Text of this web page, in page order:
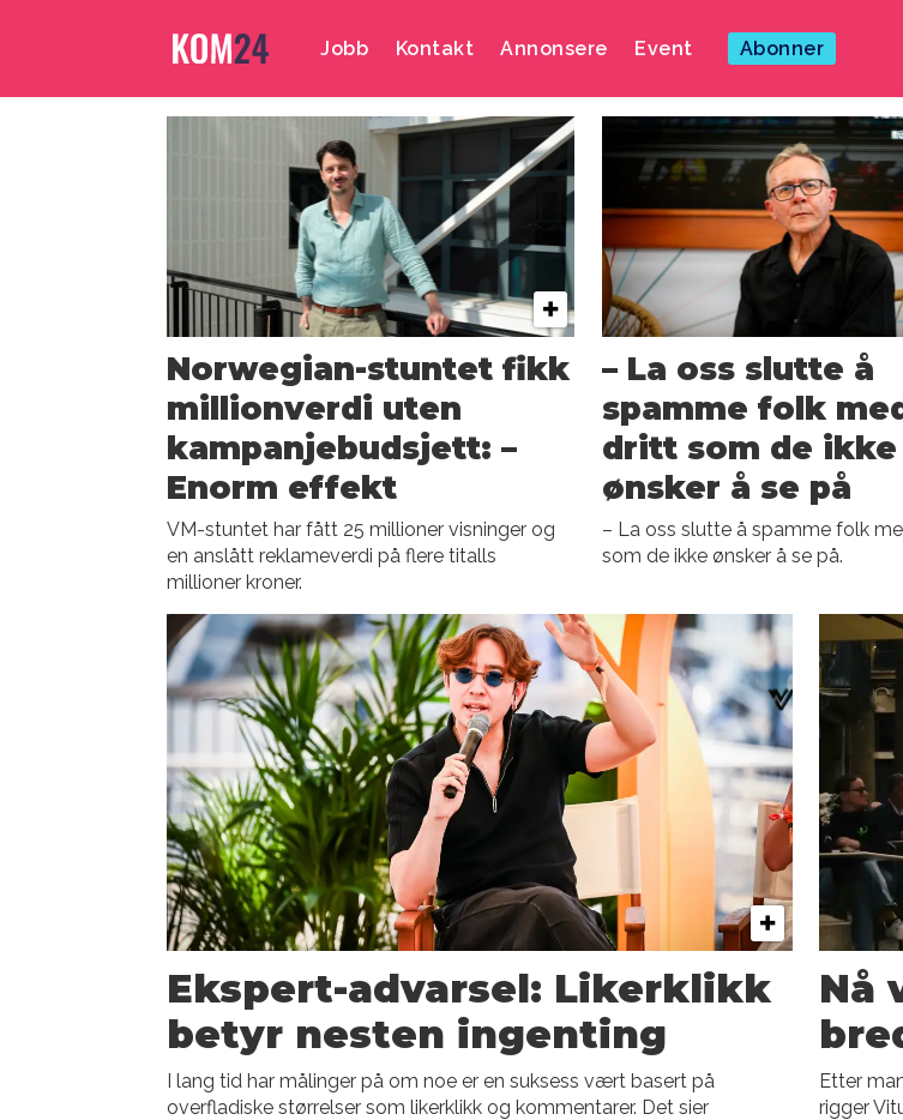
Jobb Kontakt Annonsere Event Abonner
Emne:
merkevarebygging
Norwegian-stuntet fikk
millionverdi uten
kampanjebudsjett: –
Enorm effekt
VM-stuntet har fått 25 millioner visninger og
en anslått reklameverdi på flere titalls
millioner kroner.
– La oss slutte å
spamme folk
dritt som de ikke
ønsker å se på
– La oss slutte å spamme folk
som de ikke ønsker å se på.
Ekspert-advarsel: Likerklikk
betyr nesten ingenting
I lang tid har målinger på om noe er en suksess vært basert på
overfladiske størrelser som likerklikk og kommentarer. Det sier
Nå
Etter
rigger